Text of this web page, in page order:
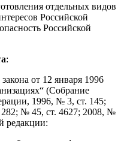
отдельных видов
Российской
Российской
:
от 12 января 1996
(Собрание
1996, № 3, ст. 145;
№ 45, ст. 4627; 2008, №
редакции: